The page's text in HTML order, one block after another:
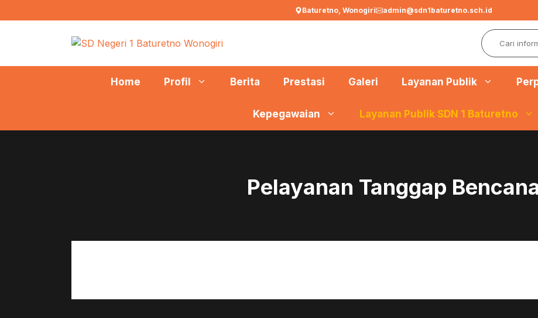
ke
Baturetno, Wonogiri admin@sdn1baturetno.sch.id
Search
Home Profil Berita Prestasi Galeri Layanan Publik
Kepegawaian Layanan Publik SDN 1 Baturetno
Pelayanan Tanggap